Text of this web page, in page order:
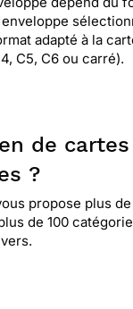
adapté à la
C5, C6 ou carré).
de
?
propose plus
de 100